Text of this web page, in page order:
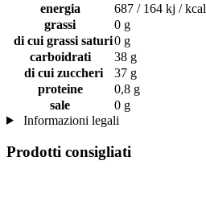
energia
687 / 164 kj / kcal
grassi
0 g
di cui grassi saturi0 g
carboidrati
38 g
di cui zuccheri
37 g
proteine
0,8 g
sale
0 g
Informazioni legali
Prodotti consigliati